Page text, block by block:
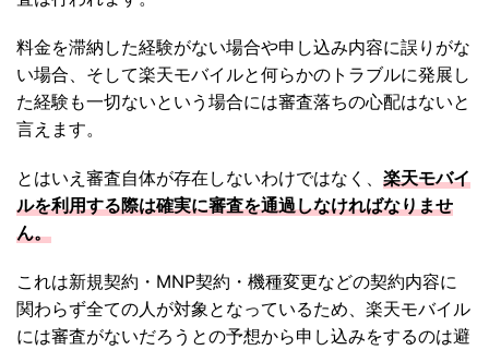
料金を滞納した経験がない場合や申し込み内容に誤りがな
い場合、そして楽天モバイルと何らかのトラブルに発展し
た経験も一切ないという場合には審査落ちの心配はないと
言えます。
とはいえ審査自体が存在しないわけではなく、 楽天モバイ
ルを利用する際は確実に審査を通過しなければなりませ
ん。
これは新規契約・MNP契約・機種変更などの契約内容に
関わらず全ての人が対象となっているため、楽天モバイル
には審査がないだろうとの予想から申し込みをするのは避